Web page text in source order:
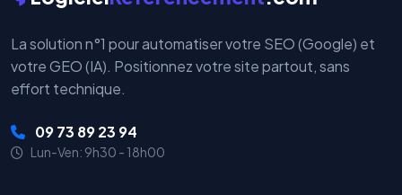
La solution n°1 pour automatiser votre SEO (Google) et
votre GEO (IA). Positionnez votre site partout, sans
effort technique.
09 73 89 23 94
Lun-Ven: 9h30 - 18h00